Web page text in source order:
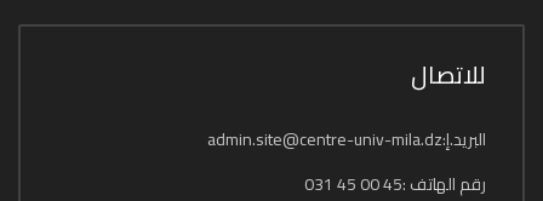
للاتصال
البريد.إ:admin.site@centre-univ-mila.dz
رقم الهاتف :45 00 45 031